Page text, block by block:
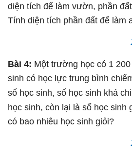
diện tích để làm vườn, phần
Tính diện tích phần đất để làm
Bài 4: Một trường học có 1
sinh có học lực trung bình
số học sinh, số học sinh khá
học sinh, còn lại là số học sinh
có bao nhiêu học sinh giỏi?